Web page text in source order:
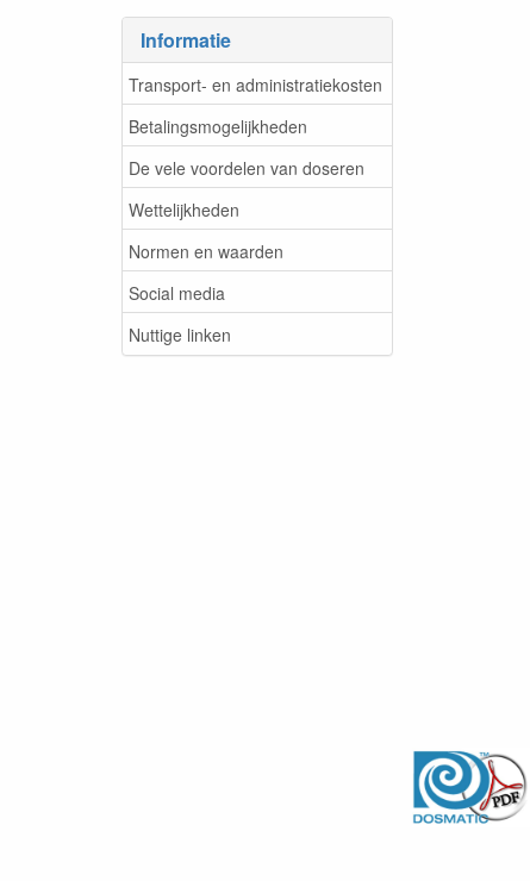
Informatie
Transport- en administratiekosten
Betalingsmogelijkheden
De vele voordelen van doseren
Wettelijkheden
Normen en waarden
Social media
Nuttige linken